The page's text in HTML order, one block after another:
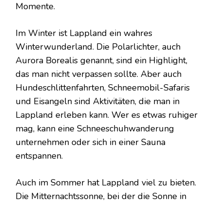
Momente.
Im Winter ist Lappland ein wahres
Winterwunderland. Die Polarlichter, auch
Aurora Borealis genannt, sind ein Highlight,
das man nicht verpassen sollte. Aber auch
Hundeschlittenfahrten, Schneemobil-Safaris
und Eisangeln sind Aktivitäten, die man in
Lappland erleben kann. Wer es etwas ruhiger
mag, kann eine Schneeschuhwanderung
unternehmen oder sich in einer Sauna
entspannen.
Auch im Sommer hat Lappland viel zu bieten.
Die Mitternachtssonne, bei der die Sonne in